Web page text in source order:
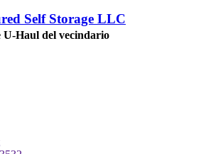
Self Storage LLC
Haul del vecindario